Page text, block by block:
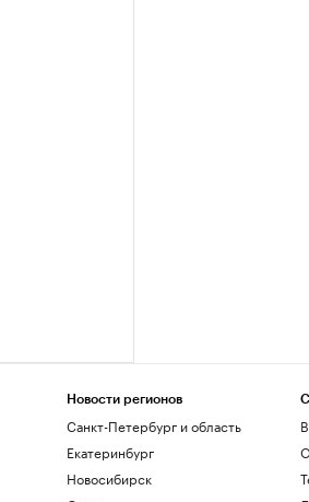
Новости регионов
Санкт-Петербург и область
Екатеринбург
Новосибирск